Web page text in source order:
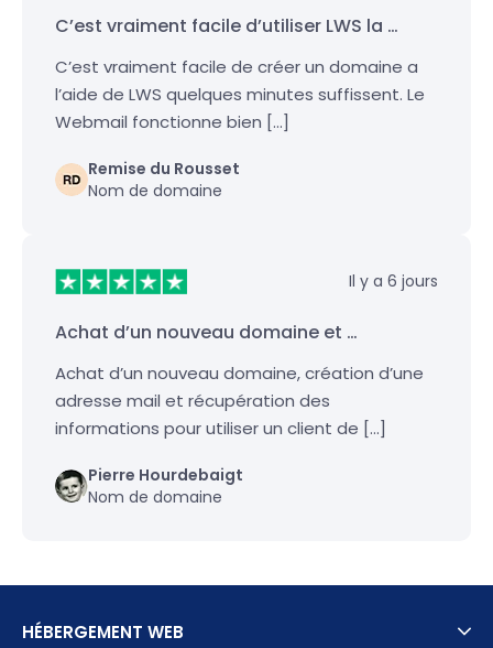
C’est vraiment facile d’utiliser LWS la …
C’est vraiment facile de créer un domaine a
l’aide de LWS quelques minutes suffissent. Le
Webmail fonctionne bien […]
Remise du Rousset
Nom de domaine
Il y a 6 jours
Achat d’un nouveau domaine et …
Achat d’un nouveau domaine, création d’une
adresse mail et récupération des
informations pour utiliser un client de […]
Pierre Hourdebaigt
Nom de domaine
HÉBERGEMENT WEB